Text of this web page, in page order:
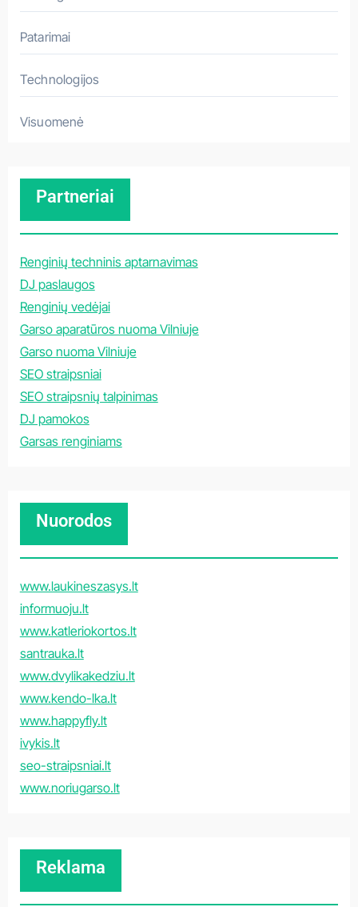
Patarimai
Technologijos
Visuomenė
Partneriai
Renginių techninis aptarnavimas
DJ paslaugos
Renginių vedėjai
Garso aparatūros nuoma Vilniuje
Garso nuoma Vilniuje
SEO straipsniai
SEO straipsnių talpinimas
DJ pamokos
Garsas renginiams
Nuorodos
www.laukineszasys.lt
informuoju.lt
www.katleriokortos.lt
santrauka.lt
www.dvylikakedziu.lt
www.kendo-lka.lt
www.happyfly.lt
ivykis.lt
seo-straipsniai.lt
www.noriugarso.lt
Reklama